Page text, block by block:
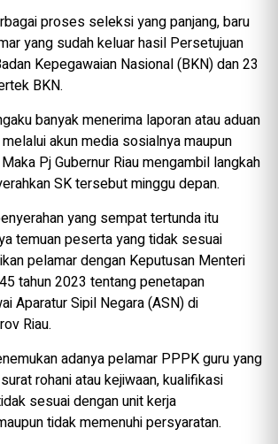
proses seleksi yang panjang, baru
yang sudah keluar hasil Persetujuan
Kepegawaian Nasional (BKN) dan 23
BKN.
banyak menerima laporan atau aduan
akun media sosialnya maupun
Pj Gubernur Riau mengambil langkah
SK tersebut minggu depan.
yang sempat tertunda itu
temuan peserta yang tidak sesuai
pelamar dengan Keputusan Menteri
tahun 2023 tentang penetapan
Aparatur Sipil Negara (ASN) di
Riau.
adanya pelamar PPPK guru yang
rohani atau kejiwaan, kualifikasi
sesuai dengan unit kerja
tidak memenuhi persyaratan.